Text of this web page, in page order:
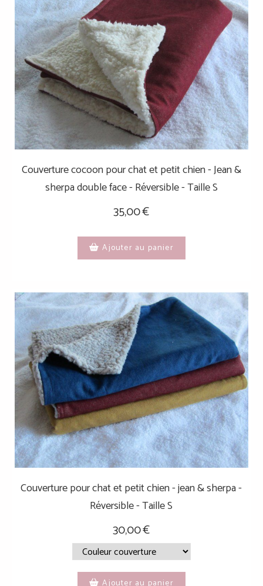
Couverture cocoon pour chat et petit chien - Jean &
sherpa double face - Réversible - Taille S
35,00€
Ajouter au panier
Couverture pour chat et petit chien - jean & sherpa -
Réversible - Taille S
30,00€